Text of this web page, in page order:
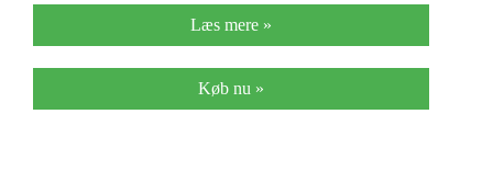
Læs mere »
Køb nu »